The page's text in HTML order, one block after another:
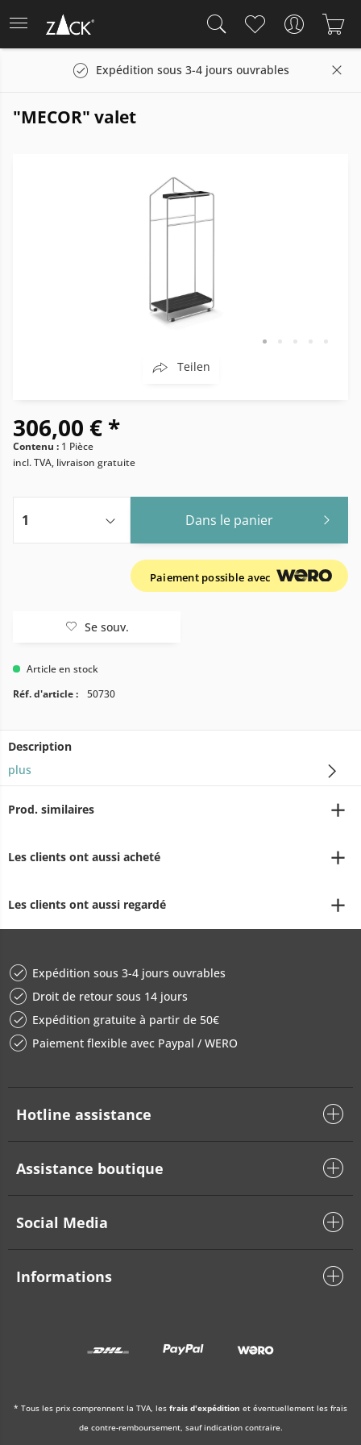
Expédition sous 3-4 jours ouvrables
"MECOR" valet
Teilen
306,00 € *
Contenu : 1 Pièce
incl. TVA, livraison gratuite
Dans le panier
Paiement possible avec
Se souv.
Article en stock
Réf. d'article :
50730
Description
plus
Prod. similaires
Les clients ont aussi acheté
Les clients ont aussi regardé
Expédition sous 3-4 jours ouvrables
Droit de retour sous 14 jours
Expédition gratuite à partir de 50€
Paiement flexible avec Paypal / WERO
Hotline assistance
Assistance boutique
Social Media
Informations
* Tous les prix comprennent la TVA, les frais d'expédition et éventuellement les frais
de contre-remboursement, sauf indication contraire.